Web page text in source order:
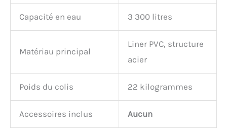
Capacité en eau 3 300 litres
Matériau principal
Liner PVC, structure
acier
Poids du colis 22 kilogrammes
Accessoires inclus Aucun